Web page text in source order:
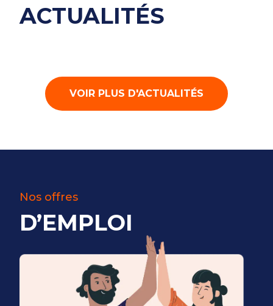
ACTUALITÉS
VOIR PLUS D'ACTUALITÉS
Nos offres
D’EMPLOI